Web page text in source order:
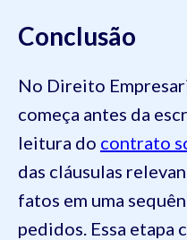
Conclusão
No Direito
começa antes da
leitura do contrato
das cláusulas
fatos em uma
pedidos. Essa etapa